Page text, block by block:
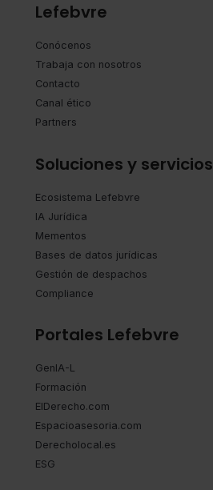
Lefebvre
Conócenos
Trabaja con nosotros
Contacto
Canal ético
Partners
Soluciones y servicios
Ecosistema Lefebvre
IA Jurídica
Mementos
Bases de datos jurídicas
Gestión de despachos
Compliance
Portales Lefebvre
GenIA-L
Formación
ElDerecho.com
Espacioasesoria.com
Derecholocal.es
ESG